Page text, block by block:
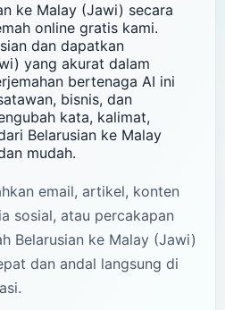
ke Malay (Jawi) secara
online gratis kami.
dan dapatkan
yang akurat dalam
bertenaga AI ini
bisnis, dan
kata, kalimat,
Belarusian ke Malay
mudah.
email, artikel, konten
sosial, atau percakapan
Belarusian ke Malay (Jawi)
dan andal langsung di